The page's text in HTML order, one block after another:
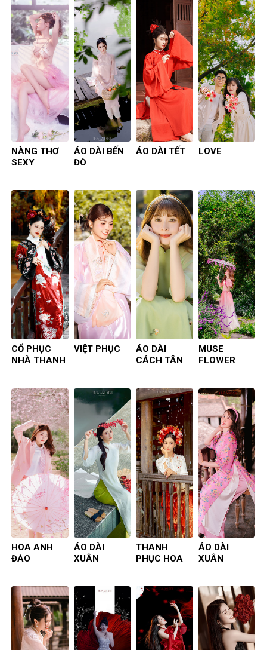
NÀNG THƠ
SEXY
ÁO DÀI BẾN
ĐÒ
ÁO DÀI TẾT LOVE
CỔ PHỤC
NHÀ THANH
VIỆT PHỤC
ÁO DÀI
CÁCH TÂN
MUSE
FLOWER
HOA ANH
ĐÀO
ÁO DÀI
XUÂN
THANH
PHỤC HOA
ÁO DÀI
XUÂN